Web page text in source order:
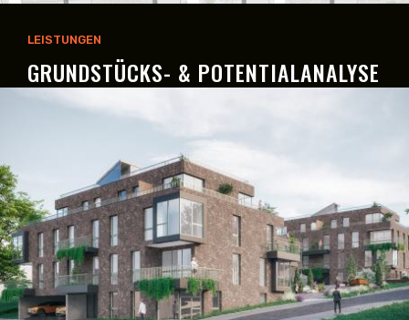
GRUNDSTÜCKS- & POTENTIALANALYSE
LEISTUNGEN